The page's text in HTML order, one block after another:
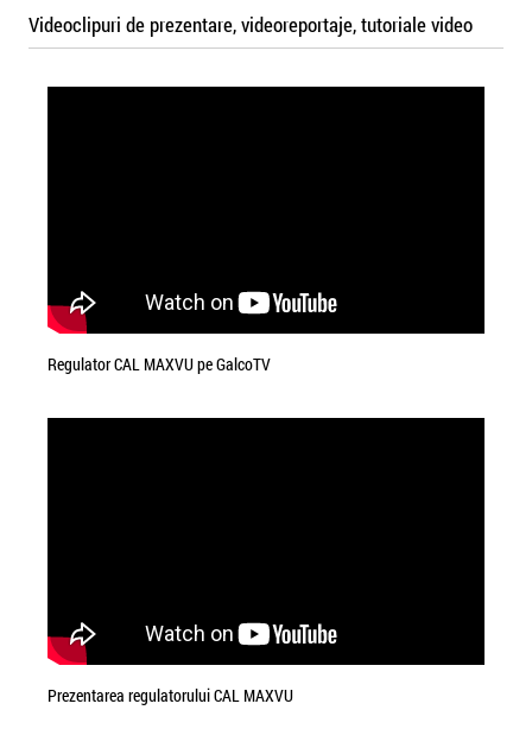
Videoclipuri de prezentare, videoreportaje, tutoriale video
Regulator CAL MAXVU pe GalcoTV
Prezentarea regulatorului CAL MAXVU